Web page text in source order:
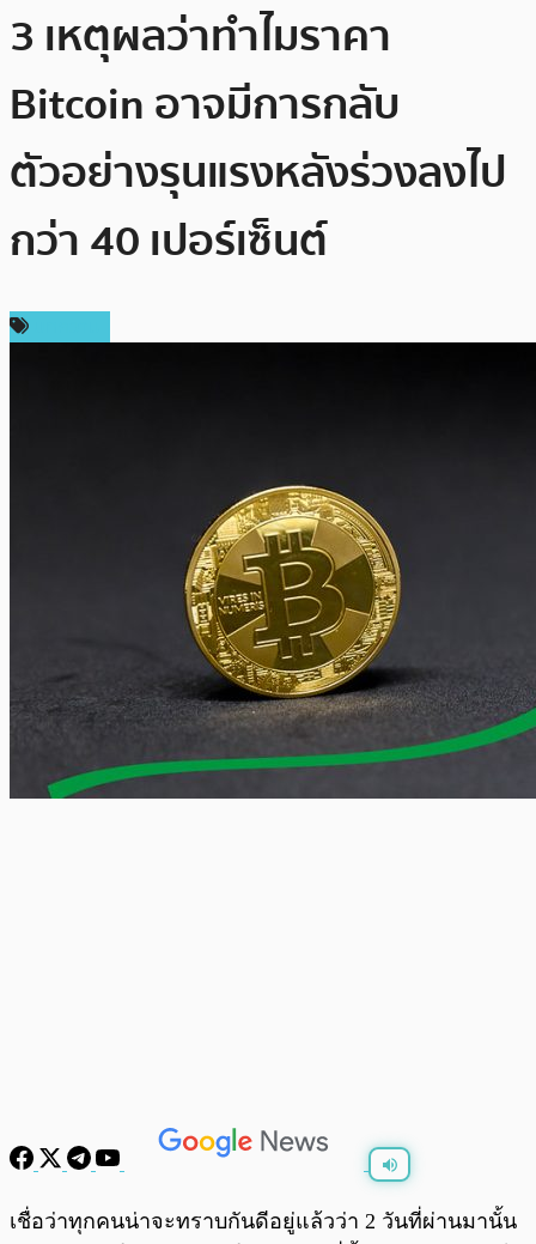
3 เหตุผลว่าทำไมราคา
Bitcoin อาจมีการกลับ
ตัวอย่างรุนแรงหลังร่วงลงไป
กว่า 40 เปอร์เซ็นต์
0:00 /
เชื่อว่าทุกคนน่าจะทราบกันดีอยู่แล้วว่า 2 วันที่ผ่านมานั้น